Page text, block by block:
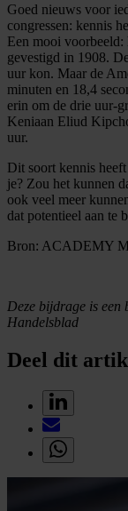
Goed nieuws voor
congressen: kennis
Een mooi voorbeeld:
gevestigd in 1908.
uur kon. Maar de
minuten en 18,4
erin om de drie uur-
Keniaan Eliud
uur.
Dit soort kennis
je? Zou het kunnen
ook veel meer
dat potentieel aan te
Bron: ACADEMY
Deze bijdrage is een
Handelsblad
Deel dit